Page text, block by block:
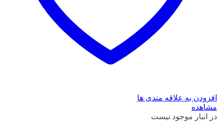
افزودن به علاقه مندی ها
مشاهده
در انبار موجود نیست